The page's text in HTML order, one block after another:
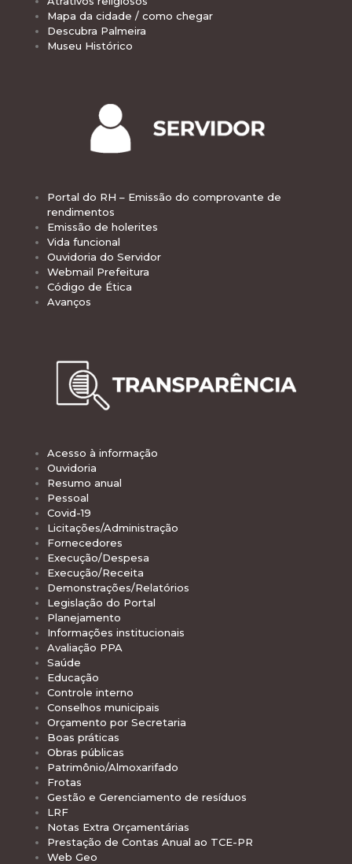
Mapa da cidade / como chegar
Descubra Palmeira
Museu Histórico
Portal do RH – Emissão do comprovante de
rendimentos
Emissão de holerites
Vida funcional
Ouvidoria do Servidor
Webmail Prefeitura
Código de Ética
Avanços
Acesso à informação
Ouvidoria
Resumo anual
Pessoal
Covid-19
Licitações/Administração
Fornecedores
Execução/Despesa
Execução/Receita
Demonstrações/Relatórios
Legislação do Portal
Planejamento
Informações institucionais
Avaliação PPA
Saúde
Educação
Controle interno
Conselhos municipais
Orçamento por Secretaria
Boas práticas
Obras públicas
Patrimônio/Almoxarifado
Frotas
Gestão e Gerenciamento de resíduos
LRF
Notas Extra Orçamentárias
Prestação de Contas Anual ao TCE-PR
Web Geo